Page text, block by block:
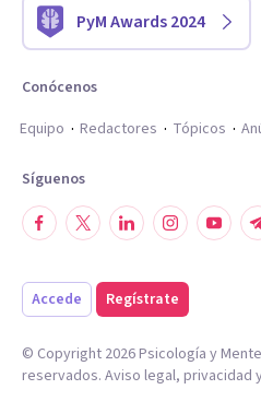
PyM Awards 2024
Conócenos
Equipo
Redactores Tópicos
Síguenos
Accede Regístrate
© Copyright 2026Psicología y
reservados. Aviso legal, privacidad